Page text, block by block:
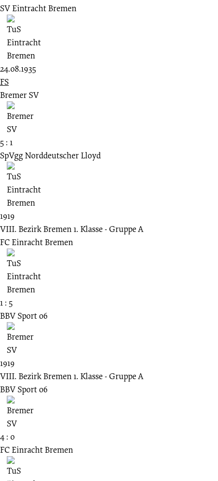
SV Eintracht Bremen
24.08.1935
FS
Bremer SV
5 : 1
SpVgg Norddeutscher Lloyd
1919
VIII. Bezirk Bremen 1. Klasse - Gruppe A
FC Einracht Bremen
1 : 5
BBV Sport 06
1919
VIII. Bezirk Bremen 1. Klasse - Gruppe A
BBV Sport 06
4 : 0
FC Einracht Bremen